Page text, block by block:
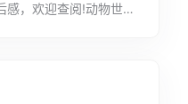
，欢迎查阅!动物世界